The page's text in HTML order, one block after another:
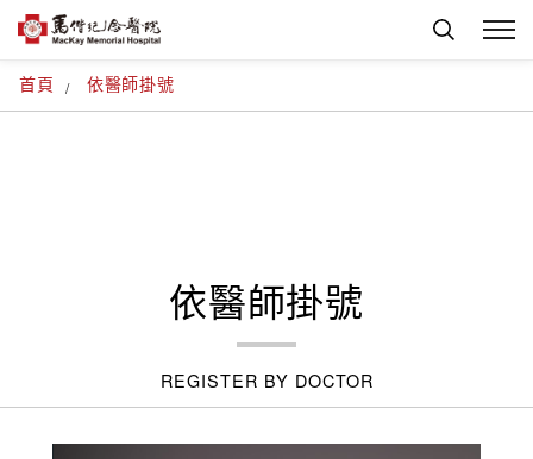
首頁 依醫師掛號
依醫師掛號
REGISTER BY DOCTOR